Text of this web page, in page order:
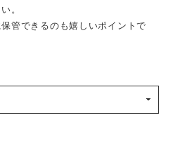
。
管できるのも嬉しいポイントで